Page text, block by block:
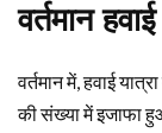
वर्तमान
वर्तमान में, हवाई
की संख्या में इजाफा